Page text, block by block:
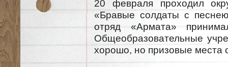
20 февраля проходил
«Бравые солдаты с
отряд «Армата»
Общеобразовательные
хорошо, но призовые места